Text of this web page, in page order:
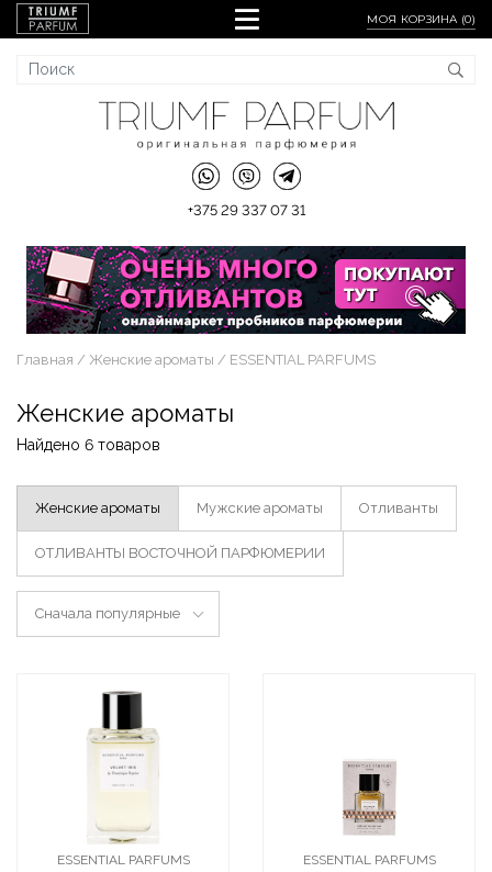
МОЯ КОРЗИНА (0)
+375 29 337 07 31
Главная Женские ароматы ESSENTIAL PARFUMS
Женские ароматы
Найдено 6 товаров
Женские ароматы Мужские ароматы Отливанты
ОТЛИВАНТЫ ВОСТОЧНОЙ ПАРФЮМЕРИИ
Сначала популярные
ESSENTIAL PARFUMS ESSENTIAL PARFUMS